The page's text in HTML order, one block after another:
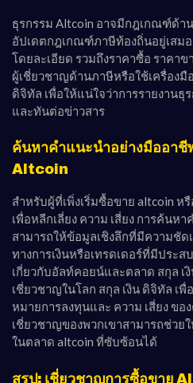
ธุรกรรม Altcoin อาจมีกฎเกณฑ์ด้
อัปเดตกฎเกณฑ์ภาษีท้องถิ่นอยู่เสม
โดยละเอียด รวมถึงราคาซื้อ ราคา
ผู้เชี่ยวชาญด้านภาษีหรือใช้เครื่องมื
ดิจิทัล เพื่อให้แน่ใจว่าการรายงาน
และทันต่อข่าวสาร
ค้นหาคำแนะนำอย่างมืออาชี
Altcoin
สำหรับผู้ที่เพิ่งเริ่มซื้อขาย altcoin
เพื่อหลีกเลี่ยง ความ เสี่ยง การค้นห
สามารถให้ข้อมูลเชิงลึกที่มีความชัด
ทางการเงินหรือเทรดเดอร์ที่มีประส
เกี่ยวกับอัลท์คอยน์และตลาด สกุล เ
เชี่ยวชาญในโลก สกุล เงิน ดิจิทัล เ
หมายการลงทุนและ ความ เสี่ยง ข
เชี่ยวชาญของพวกเขาสามารถช่ว
ในตลาด altcoin ที่ซับซ้อนได้
สรุป: เชี่ยวชาญการซื้อขาย